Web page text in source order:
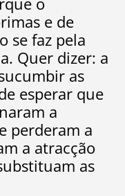
e de
se faz pela
Quer dizer: a
as
esperar que
a
perderam a
a atracção
as